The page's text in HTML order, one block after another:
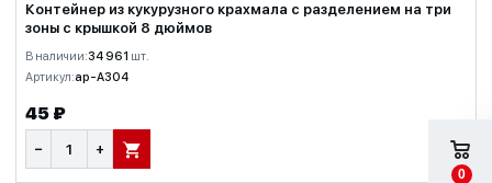
Контейнер из кукурузного крахмала с разделением на три
зоны с крышкой 8 дюймов
В наличии:34 961 шт.
Артикул:ap-A304
45 ₽
− + В КОРЗИНУ
0